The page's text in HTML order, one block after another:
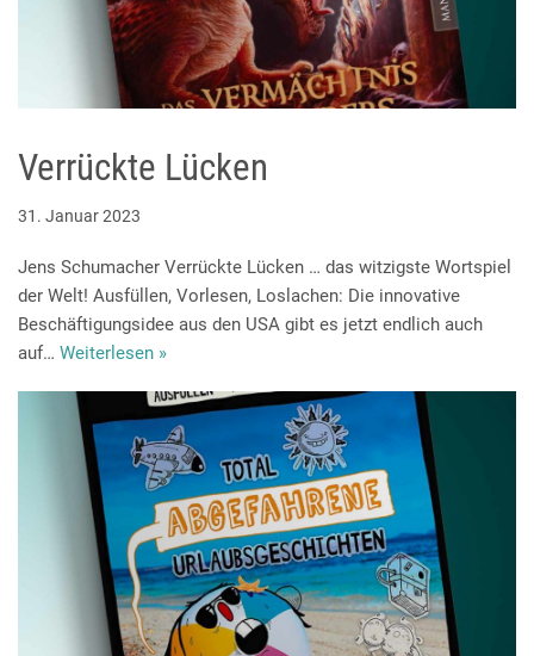
Verrückte Lücken
31. Januar 2023
Jens Schumacher Verrückte Lücken … das witzigste Wortspiel
der Welt! Ausfüllen, Vorlesen, Loslachen: Die innovative
Beschäftigungsidee aus den USA gibt es jetzt endlich auch
auf… Weiterlesen »